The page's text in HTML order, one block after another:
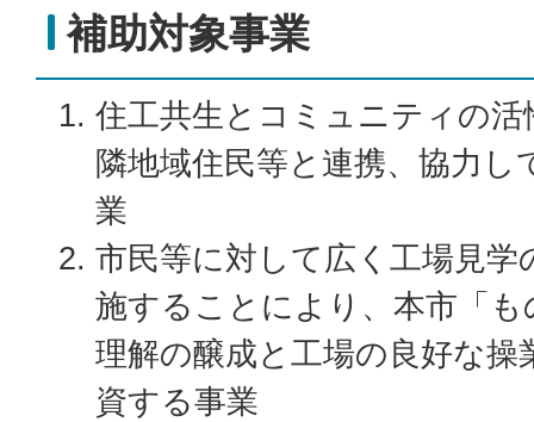
補助対象事業
住工共生とコミュニティの
隣地域住民等と連携、協力し
業
市民等に対して広く工場見
施することにより、本市「
理解の醸成と工場の良好な操
資する事業